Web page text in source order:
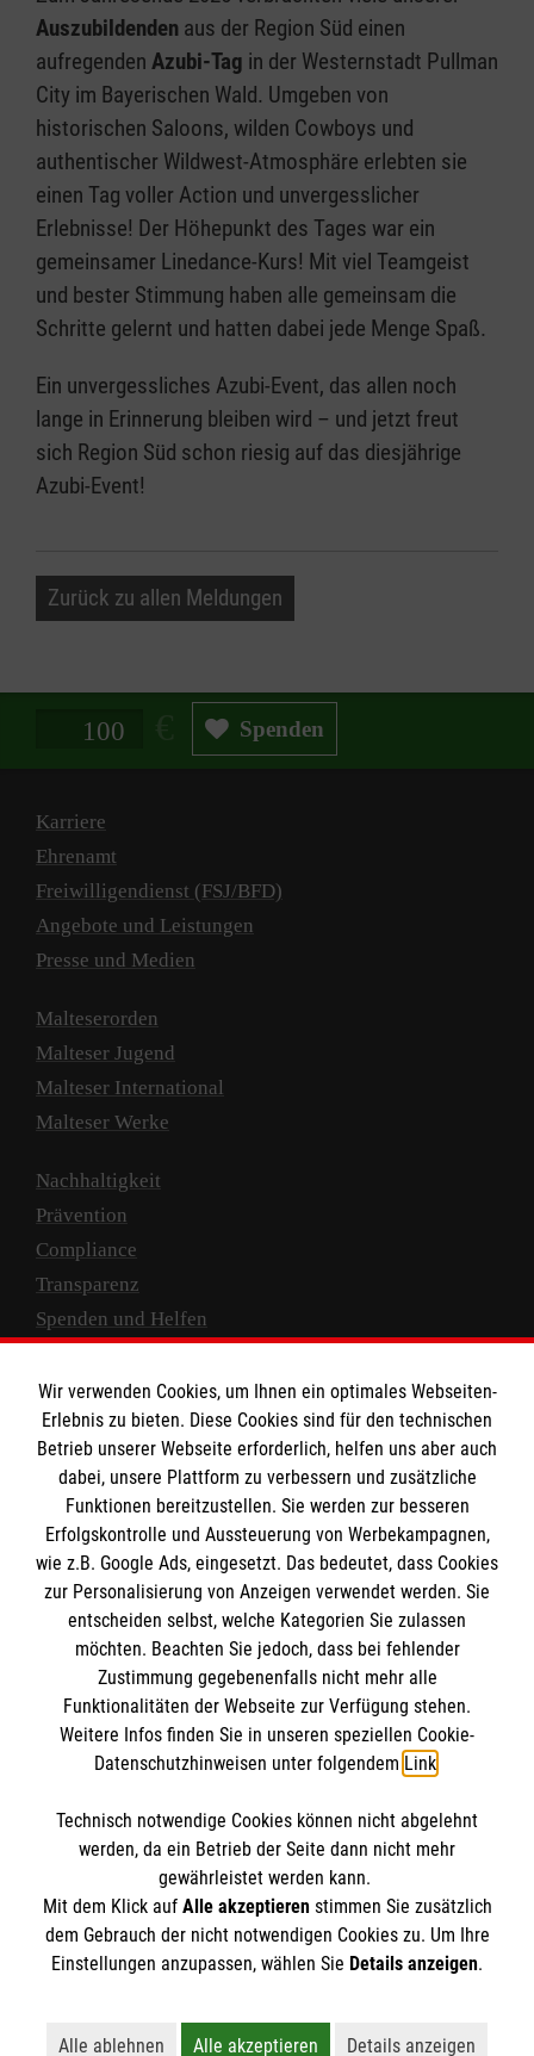
Auszubildenden aus der Region Süd einen
aufregenden Azubi-Tag in der Westernstadt Pullman
City im Bayerischen Wald. Umgeben von
historischen Saloons, wilden Cowboys und
authentischer Wildwest-Atmosphäre erlebten sie
einen Tag voller Action und unvergesslicher
Erlebnisse! Der Höhepunkt des Tages war ein
gemeinsamer Linedance-Kurs! Mit viel Teamgeist
und bester Stimmung haben alle gemeinsam die
Schritte gelernt und hatten dabei jede Menge Spaß.
Ein unvergessliches Azubi-Event, das allen noch
lange in Erinnerung bleiben wird – und jetzt freut
sich Region Süd schon riesig auf das diesjährige
Azubi-Event!
Zurück zu allen Meldungen
Spendenbetrag in Euro Spenden
Karriere
Ehrenamt
Freiwilligendienst (FSJ/BFD)
Angebote und Leistungen
Presse und Medien
Malteserorden
Malteser Jugend
Malteser International
Malteser Werke
Nachhaltigkeit
Prävention
Compliance
Transparenz
Spenden und Helfen
Empfänger: Malteser Hilfsdienst e.V.
IBAN: DE10 3706 0120 1201 2000 12
BIC: GENODED 1PA7
Newsletter abonnieren
Cookies verwalten|AGB|Impressum|Datenschutz
Barrierefreiheit |Kontakt| Sharepoint|Mediathek
Wir verwenden Cookies, um Ihnen ein optimales Webseiten-
Erlebnis zu bieten. Diese Cookies sind für den technischen
Betrieb unserer Webseite erforderlich, helfen uns aber auch
dabei, unsere Plattform zu verbessern und zusätzliche
Funktionen bereitzustellen. Sie werden zur besseren
Erfolgskontrolle und Aussteuerung von Werbekampagnen,
wie z.B. Google Ads, eingesetzt. Das bedeutet, dass Cookies
zur Personalisierung von Anzeigen verwendet werden. Sie
entscheiden selbst, welche Kategorien Sie zulassen
möchten. Beachten Sie jedoch, dass bei fehlender
Zustimmung gegebenenfalls nicht mehr alle
Funktionalitäten der Webseite zur Verfügung stehen.
Weitere Infos finden Sie in unseren speziellen Cookie-
Datenschutzhinweisen unter folgendem Link.
Technisch notwendige Cookies können nicht abgelehnt
werden, da ein Betrieb der Seite dann nicht mehr
gewährleistet werden kann.
Mit dem Klick auf Alle akzeptierenstimmen Sie zusätzlich
dem Gebrauch der nicht notwendigen Cookies zu. Um Ihre
Einstellungen anzupassen, wählen Sie Details anzeigen.
Alle ablehnen Alle akzeptieren Details anzeigen